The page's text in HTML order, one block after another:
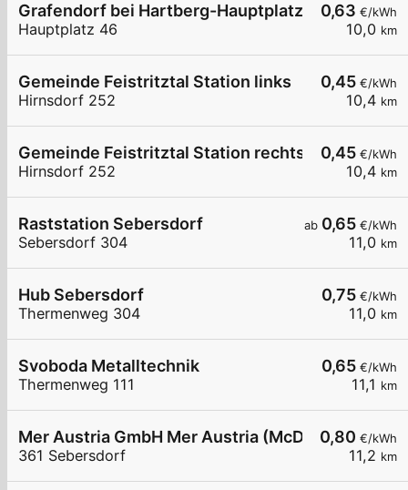
0,63 €/kWh
10,0 km
Grafendorf bei Hartberg-Hauptplatz 46
Hauptplatz 46
0,45 €/kWh
10,4 km
Gemeinde Feistritztal Station links
Hirnsdorf 252
0,45 €/kWh
10,4 km
Gemeinde Feistritztal Station rechts
Hirnsdorf 252
ab 0,65 €/kWh
11,0 km
Raststation Sebersdorf
Sebersdorf 304
0,75 €/kWh
11,0 km
Hub Sebersdorf
Thermenweg 304
0,65 €/kWh
11,1 km
Svoboda Metalltechnik
Thermenweg 111
0,80 €/kWh
11,2 km
Mer Austria GmbH Mer Austria (McD) - Bad
361 Sebersdorf